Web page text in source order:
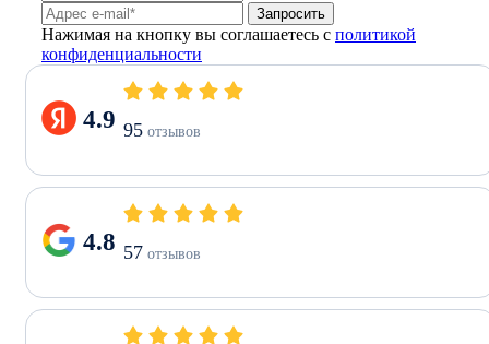
Запросить
Нажимая на кнопку вы соглашаетесь с политикой
конфиденциальности
4.9 95 отзывов
4.8 57 отзывов